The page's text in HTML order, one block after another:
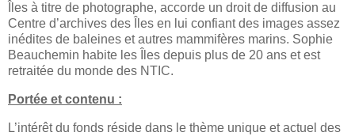
Îles à titre de photographe, accorde un droit de diffusion au
Centre d’archives des Îles en lui confiant des images assez
inédites de baleines et autres mammifères marins. Sophie
Beauchemin habite les Îles depuis plus de 20 ans et est
retraitée du monde des NTIC.
Portée et contenu :
L’intérêt du fonds réside dans le thème unique et actuel des